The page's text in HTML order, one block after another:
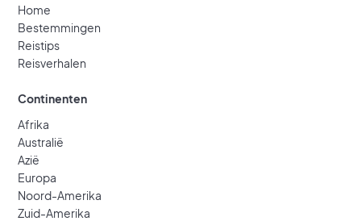
Home
Bestemmingen
Reistips
Reisverhalen
Continenten
Afrika
Australië
Azië
Europa
Noord-Amerika
Zuid-Amerika